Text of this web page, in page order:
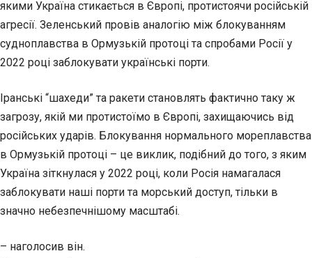
якими Україна стикається в Європі, протистоячи російській
агресії. Зеленський провів аналогію між блокуванням
судноплавства в Ормузькій протоці та спробами Росії у
2022 році заблокувати українські порти.
Іранські “шахеди” та ракети становлять фактично таку ж
загрозу, якій ми протистоїмо в Європі, захищаючись від
російських ударів. Блокування нормального мореплавства
в Ормузькій протоці – це виклик, подібний до того, з яким
Україна зіткнулася у 2022 році, коли Росія намагалася
заблокувати наші порти та морський доступ, тільки в
значно небезпечнішому масштабі.
– наголосив він.